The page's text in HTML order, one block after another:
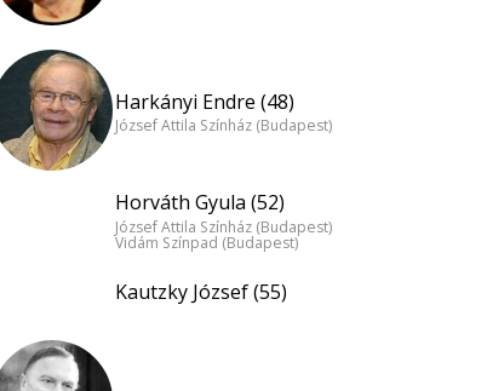
Harkányi Endre (48)
József Attila Színház (Budapest)
Horváth Gyula (52)
József Attila Színház (Budapest)
Vidám Színpad (Budapest)
Kautzky József (55)